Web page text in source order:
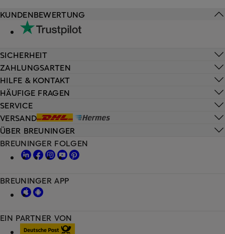
HILFE & KONTAKT
HÄUFIGE FRAGEN
SERVICE
VERSAND
KUNDENBEWERTUNG
SICHERHEIT
ZAHLUNGSARTEN
ÜBER BREUNINGER
EIN PARTNER VON
BREUNINGER FOLGEN
BREUNINGER APP